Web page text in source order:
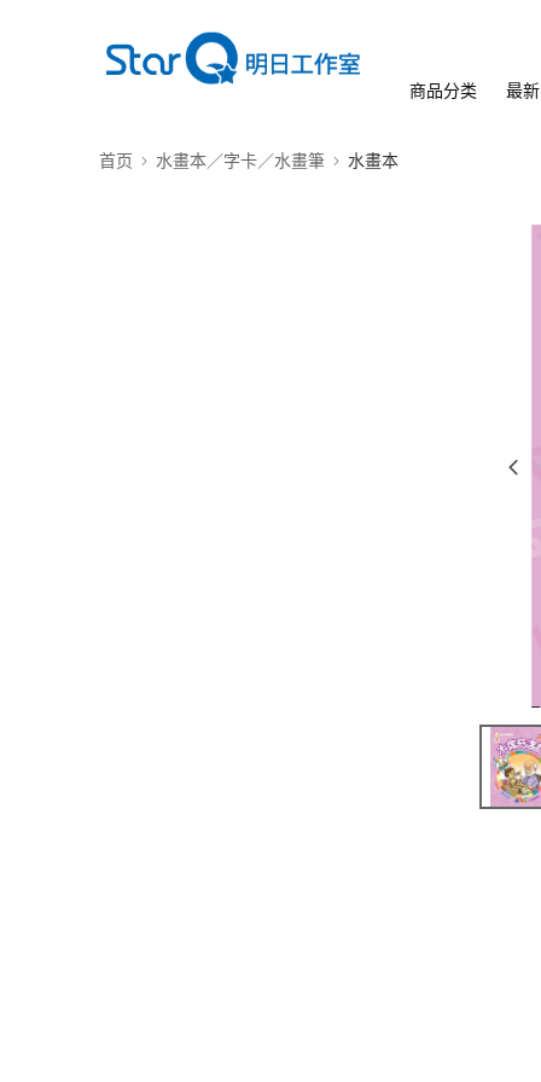
商品分类 最
首页 水畫本／字卡／水畫筆 水畫本